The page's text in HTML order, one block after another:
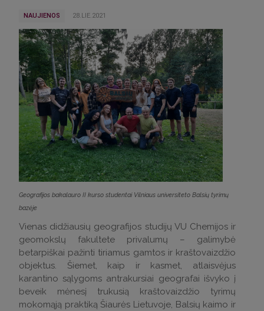
NAUJIENOS 28.LIE.2021
Geografijos bakalauro II kurso studentai Vilniaus universiteto Balsių tyrimų
bazėje
Vienas didžiausių geografijos studijų VU Chemijos ir
geomokslų fakultete privalumų – galimybė
betarpiškai pažinti tiriamus gamtos ir kraštovaizdžio
objektus. Šiemet, kaip ir kasmet, atlaisvėjus
karantino sąlygoms antrakursiai geografai išvyko į
beveik mėnesį trukusią kraštovaizdžio tyrimų
mokomąją praktiką Šiaurės Lietuvoje, Balsių kaimo ir